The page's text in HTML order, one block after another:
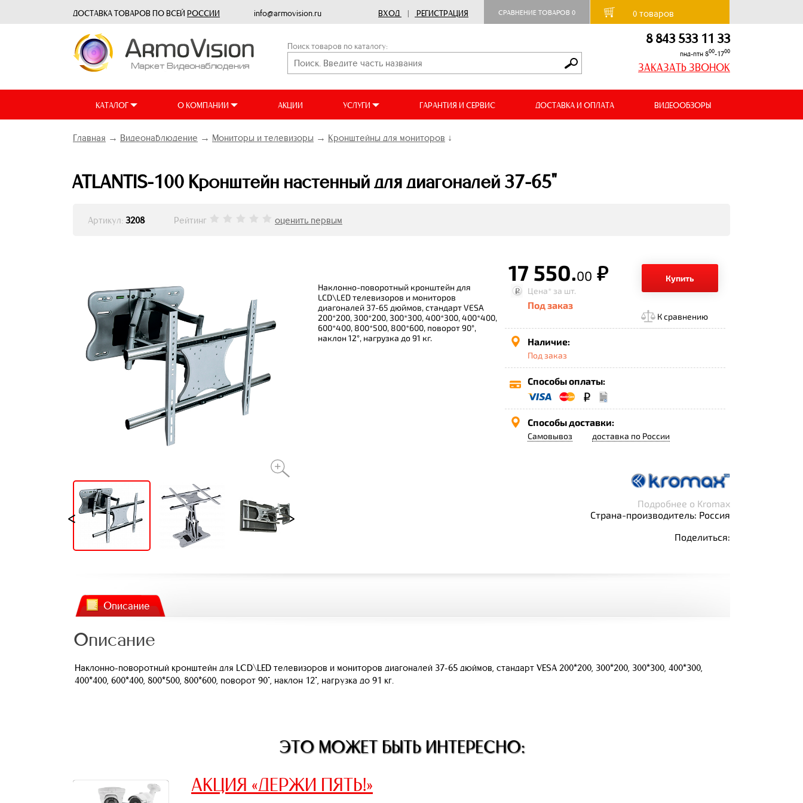
ДОСТАВКА ТОВАРОВ ПО ВСЕЙ РОССИИ info@armovision.ru ВХОД | РЕГИСТРАЦИЯ СРАВНЕНИЕ ТОВАРОВ 0 0товаров
Поиск товаров по каталогу: 8 843 533 11 33
пнд-птн 800-1700
ЗАКАЗАТЬ ЗВОНОК
КАТАЛОГ О КОМПАНИИ АКЦИИ УСЛУГИ ГАРАНТИЯ И СЕРВИС ДОСТАВКА И ОПЛАТА ВИДЕООБЗОРЫ
Главная → Видеонаблюдение → Мониторы и телевизоры → Кронштейны для мониторов ↓
ATLANTIS-100 Кронштейн настенный для диагоналей 37-65"
Артикул: 3208 Рейтинг оценить первым
Наклонно-поворотный кронштейн для
LCD\LED телевизоров и мониторов
диагоналей 37-65 дюймов, стандарт VESA
200*200, 300*200, 300*300, 400*300, 400*400,
600*400, 800*500, 800*600, поворот 90°,
наклон 12°, нагрузка до 91 кг.
17 550.00 р.
Купить
Цена* за шт.
Под заказ
К сравнению
Наличие:
Под заказ
Способы оплаты:
Способы доставки:
Самовывоз доставка по России
Подробнее о Kromax
Страна-производитель: Россия
Поделиться:
Описание
Описание
Наклонно-поворотный кронштейн для LCD\LED телевизоров и мониторов диагоналей 37-65 дюймов, стандарт VESA 200*200, 300*200, 300*300, 400*300,
400*400, 600*400, 800*500, 800*600, поворот 90°, наклон 12°, нагрузка до 91 кг.
ЭТО МОЖЕТ БЫТЬ ИНТЕРЕСНО:
АКЦИЯ «ДЕРЖИ ПЯТЬ!»